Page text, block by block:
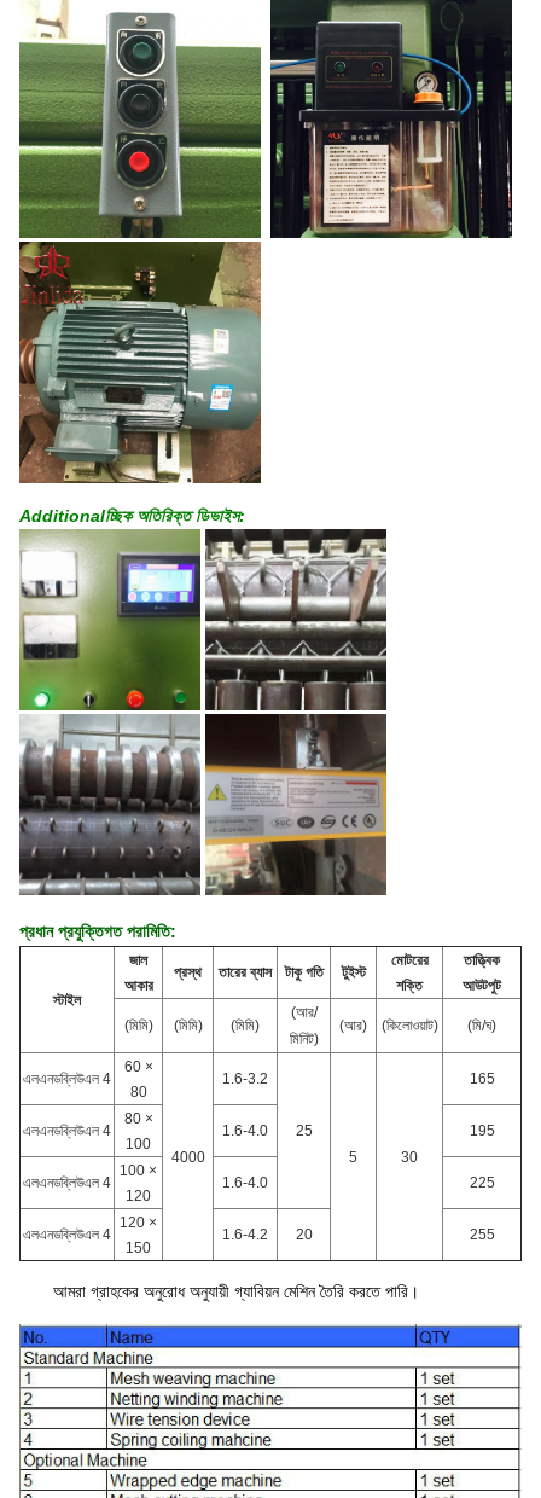
Additionalচ্ছিক অতিরিক্ত ডিভাইস:
প্রধান প্রযুক্তিগত পরামিতি:
স্টাইল
জাল
আকার
প্রস্থ তারের ব্যাস টাকু গতি টুইস্ট
মোটরের
শক্তি
তাত্ত্বিক
আউটপুট
(মিমি) (মিমি) (মিমি)
(আর/
মিনিট)
(আর) (কিলোওয়াট) (মি/ঘ)
এলএনডব্লিউএল 4
60 ×
80
4000
1.6-3.2
25
5
30
165
এলএনডব্লিউএল 4
80 ×
100
1.6-4.0 195
এলএনডব্লিউএল 4
100 ×
120
1.6-4.0 225
এলএনডব্লিউএল 4
120 ×
150
1.6-4.2 20 255
আমরা গ্রাহকের অনুরোধ অনুযায়ী গ্যাবিয়ন মেশিন তৈরি করতে পারি।